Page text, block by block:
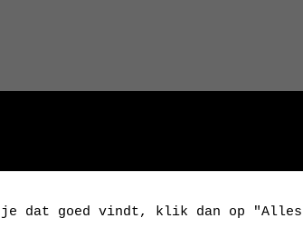
je dat goed vindt, klik dan op